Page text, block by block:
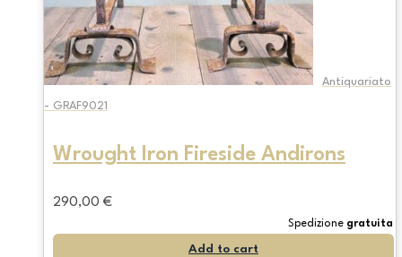
Antiquariato
- GRAF9021
Wrought Iron Fireside Andirons
290,00 €
Spedizione gratuita
Add to cart